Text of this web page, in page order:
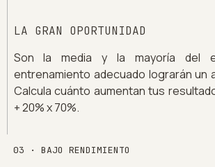
LA GRAN OPORTUNIDAD
Son la media y la mayoría del
entrenamiento adecuado lograrán un
Calcula cuánto aumentan tus
+ 20% x 70%.
03 · BAJO RENDIMIENTO